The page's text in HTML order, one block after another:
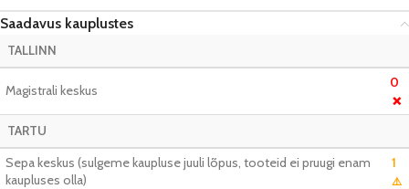
Saadavus kauplustes
TALLINN
Magistrali keskus 0
❌
TARTU
Sepa keskus (sulgeme kaupluse juuli lõpus, tooteid ei pruugi enam
kaupluses olla)
1
⚠️